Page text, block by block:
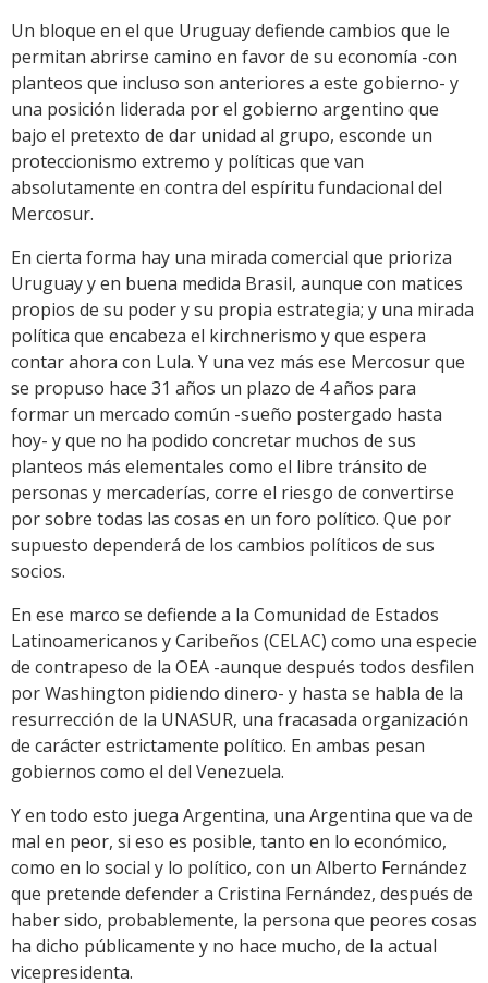
Un bloque en el que Uruguay defiende cambios que le
permitan abrirse camino en favor de su economía -con
planteos que incluso son anteriores a este gobierno- y
una posición liderada por el gobierno argentino que
bajo el pretexto de dar unidad al grupo, esconde un
proteccionismo extremo y políticas que van
absolutamente en contra del espíritu fundacional del
Mercosur.
En cierta forma hay una mirada comercial que prioriza
Uruguay y en buena medida Brasil, aunque con matices
propios de su poder y su propia estrategia; y una mirada
política que encabeza el kirchnerismo y que espera
contar ahora con Lula. Y una vez más ese Mercosur que
se propuso hace 31 años un plazo de 4 años para
formar un mercado común -sueño postergado hasta
hoy- y que no ha podido concretar muchos de sus
planteos más elementales como el libre tránsito de
personas y mercaderías, corre el riesgo de convertirse
por sobre todas las cosas en un foro político. Que por
supuesto dependerá de los cambios políticos de sus
socios.
En ese marco se defiende a la Comunidad de Estados
Latinoamericanos y Caribeños (CELAC) como una especie
de contrapeso de la OEA -aunque después todos desfilen
por Washington pidiendo dinero- y hasta se habla de la
resurrección de la UNASUR, una fracasada organización
de carácter estrictamente político. En ambas pesan
gobiernos como el del Venezuela.
Y en todo esto juega Argentina, una Argentina que va de
mal en peor, si eso es posible, tanto en lo económico,
como en lo social y lo político, con un Alberto Fernández
que pretende defender a Cristina Fernández, después de
haber sido, probablemente, la persona que peores cosas
ha dicho públicamente y no hace mucho, de la actual
vicepresidenta.